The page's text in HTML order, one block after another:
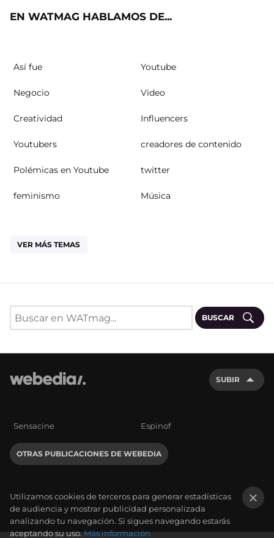
EN WATMAG HABLAMOS DE...
Así fue Youtube
Negocio Video
Creatividad Influencers
Youtubers creadores de contenido
Polémicas en Youtube twitter
feminismo Música
VER MÁS TEMAS
BUSCAR
SUBIR
Sensacine Espinof
OTRAS PUBLICACIONES DE WEBEDIA
Utilizamos cookies de terceros para generar estadísticas
de audiencia y mostrar publicidad personalizada
analizando tu navegación. Si sigues navegando estarás
aceptando su uso.Más información